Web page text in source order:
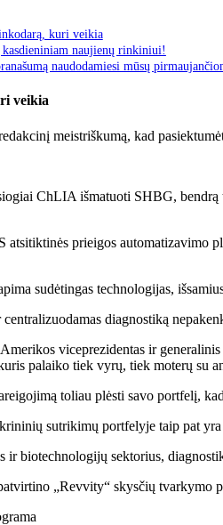
kuri veikia
naujienų rinkiniui!
naudodamiesi mūsų
veikia
meistriškumą, kad
ChLIA išmatuoti SHBG, bendrą
atsitiktinės prieigos automatizavimo
sudėtingas technologijas,
centralizuodamas diagnostiką
viceprezidentas ir
palaiko tiek vyrų, tiek moterų su
toliau plėsti savo portfelį,
sutrikimų portfelyje taip pat
ir biotechnologijų sektorius,
„Revvity“ skysčių tvarkymo